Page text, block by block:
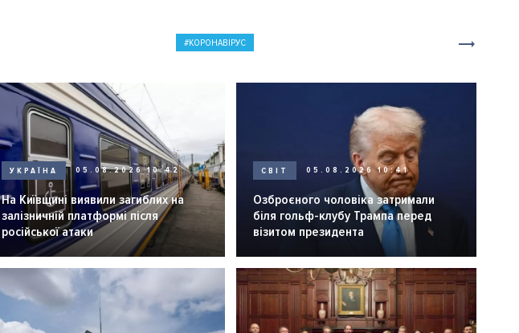
КОРОНАВІРУС
УКРАЇНА 05.08.2026 10:42
На Київщині виявили загиблих на
залізничній платформі після
російської атаки
СВІТ 05.08.2026 10:41
Озброєного чоловіка затримали
біля гольф-клубу Трампа перед
візитом президента